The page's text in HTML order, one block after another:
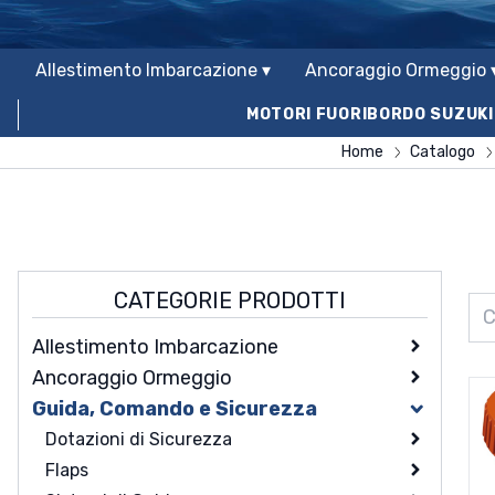
Allestimento Imbarcazione ▾ Ancoraggio Ormeggio
MOTORI FUORIBORDO
Home Catalogo
CATEGORIE PRODOTTI
Allestimento Imbarcazione
Accessori di coperta
Accessori Per Gommoni
Adesivi e antiscivolo
Antiscivolo
Bitte e Passacavi
Arredo e oggettistica
Arredo e Oggettistica in Teak
Coltelli Pinze Multiuso
Discesa e risalita
Passerelle e gruette
Ferramenta
Ancoraggio Ormeggio
Ancore Giunti e Accessori
Ancore Galleggianti
Ancore In Acciaio Inox
Boe e Parabordi
Boe E Gavitelli
Cordame e accessori
Guida, Comando e Sicurezza
Dotazioni di Sicurezza
Abbigliamento Di Protezione
Flaps